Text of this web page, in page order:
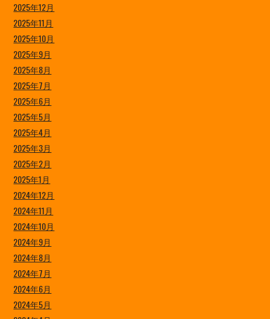
2025年12月
2025年11月
2025年10月
2025年9月
2025年8月
2025年7月
2025年6月
2025年5月
2025年4月
2025年3月
2025年2月
2025年1月
2024年12月
2024年11月
2024年10月
2024年9月
2024年8月
2024年7月
2024年6月
2024年5月